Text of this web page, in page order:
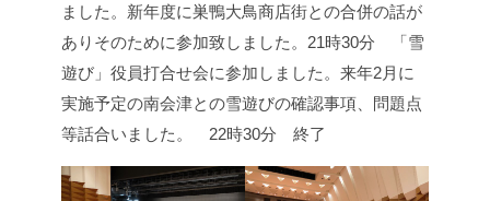
ました。 新年度に巣鴨大鳥商店街との合併の話が
ありそのために参加致しました。 21時30分 「雪
遊び」役員打合せ会に参加しました。 来年2月に
実施予定の南会津との雪遊びの確認事項、問題点
等話合いました。 22時30分 終了